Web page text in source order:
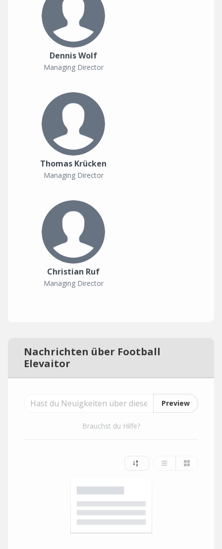
Dennis Wolf
Managing Director
Thomas Krücken
Managing Director
Christian Ruf
Managing Director
Nachrichten über Football
Elevaitor
Preview
Brauchst du Hilfe?